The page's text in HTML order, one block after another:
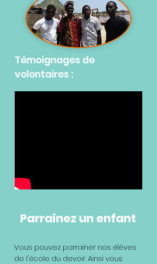
Témoignages de
volontaires :
Parrainez un enfant
Vous pouvez parrainer nos élèves
de l'école du devoir. Ainsi vous